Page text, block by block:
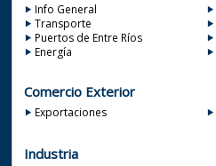
Info General
Transporte
Puertos de Entre Ríos
Energía
Comercio Exterior
Exportaciones
Industria